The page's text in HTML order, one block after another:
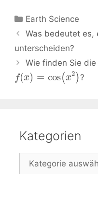
Kategorien
Earth Science
Beitrags-
Navigation
Was bedeutet es,
unterscheiden?
Wie finden Sie
f(x) = cos(x2)?
Kategorien
Kategorien